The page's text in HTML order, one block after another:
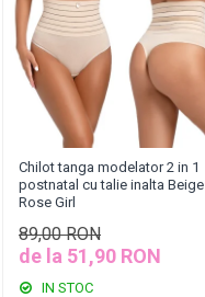
Chilot tanga modelator 2 in 1
postnatal cu talie inalta Beige
Rose Girl
89,00 RON
de la 51,90 RON
IN STOC